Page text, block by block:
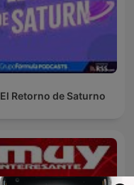
El Retorno de Saturno